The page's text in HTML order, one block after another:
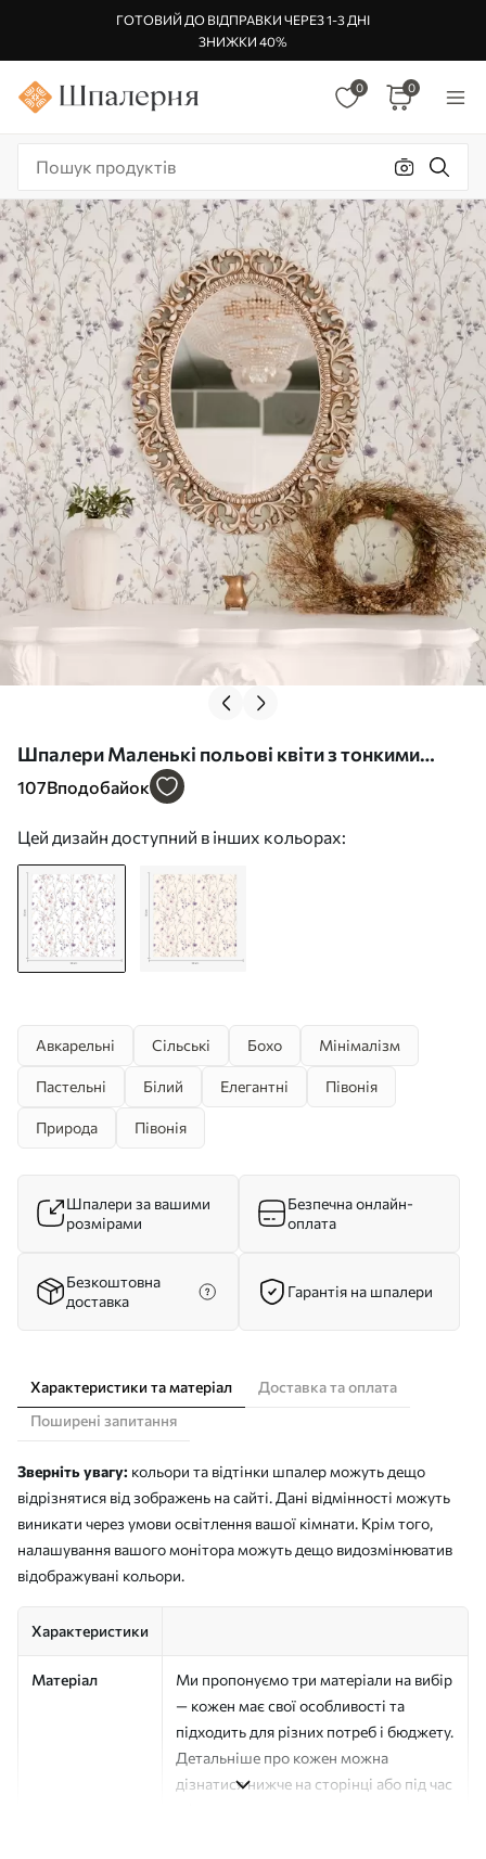
ГОТОВИЙ ДО ВІДПРАВКИ ЧЕРЕЗ 1-3 ДНІ
ЗНИЖКИ 40%
0 0
Шпалери Маленькі польові квіти з тонкими
стеблами на світлому тлі Nr. a00003
107Вподобайок
Цей дизайн доступний в інших кольорах:
Авкарельні Сільські Бохо Мінімалізм
Пастельні Білий Елегантні Півонія
Природа Півонія
Шпалери за вашими
розмірами
Безпечна онлайн-
оплата
Безкоштовна
доставка
Гарантія на шпалери
Характеристики та матеріал
Доставка та оплата
Поширені запитання
Зверніть увагу: кольори та відтінки шпалер можуть дещо
відрізнятися від зображень на сайті. Дані відмінності можуть
виникати через умови освітлення вашої кімнати. Крім того,
налашування вашого монітора можуть дещо видозмінюватив
відображувані кольори.
Характеристики
Матеріал
Ми пропонуємо три матеріали на вибір
— кожен має свої особливості та
підходить для різних потреб і бюджету.
Детальніше про кожен можна
дізнатися нижче на сторінці або під час